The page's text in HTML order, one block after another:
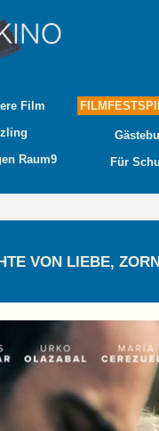
Film
Raum9
Für
VON LIEBE,